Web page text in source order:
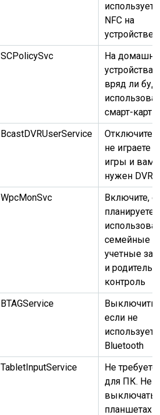
NFC на
устройстве
SCPolicySvc
На
устройствах
вряд ли
смарт-карты
BcastDVRUserService
Отключите,
не играете в
игры и вам
нужен DVR
WpcMonSvc
Включите,
планируете
семейные
учетные
и
контроль
BTAGService
Выключить,
если не
Bluetooth
TabletInputService
Не
для ПК. Не
выключать
планшетах и